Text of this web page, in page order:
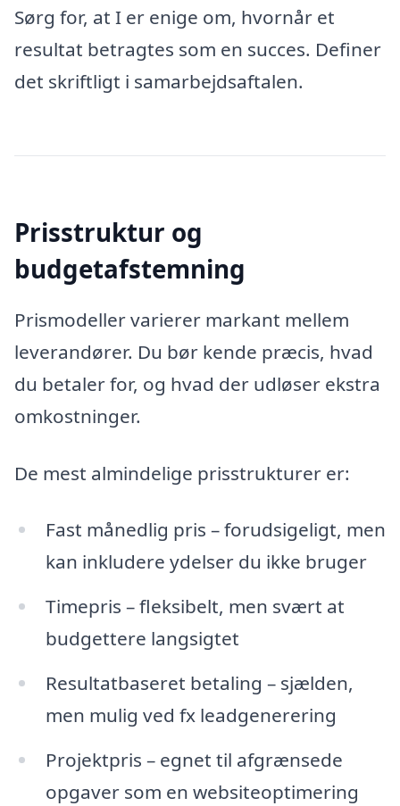
Sørg for, at I er enige om, hvornår et
resultat betragtes som en succes. Definer
det skriftligt i samarbejdsaftalen.
Prisstruktur og
budgetafstemning
Prismodeller varierer markant mellem
leverandører. Du bør kende præcis, hvad
du betaler for, og hvad der udløser ekstra
omkostninger.
De mest almindelige prisstrukturer er:
Fast månedlig pris – forudsigeligt, men
kan inkludere ydelser du ikke bruger
Timepris – fleksibelt, men svært at
budgettere langsigtet
Resultatbaseret betaling – sjælden,
men mulig ved fx leadgenerering
Projektpris – egnet til afgrænsede
opgaver som en websiteoptimering